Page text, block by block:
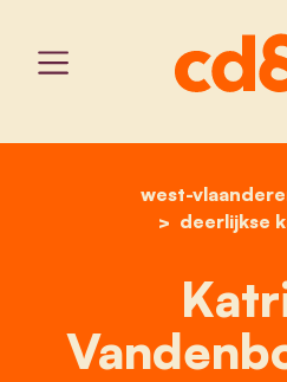
west-
deerlijkse